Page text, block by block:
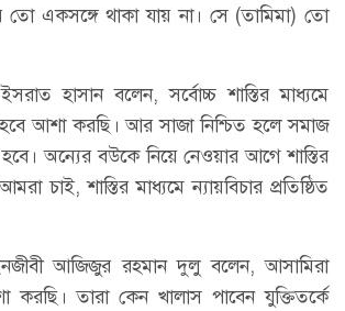
একসঙ্গে থাকা যায় না। সে (তামিমা) তো
হাসান বলেন, সর্বোচ্চ শাস্তির মাধ্যমে
হবে আশা করছি। আর সাজা নিশ্চিত হলে সমাজ
অন্যের বউকে নিয়ে নেওয়ার আগে শাস্তির
চাই, শাস্তির মাধ্যমে ন্যায়বিচার প্রতিষ্ঠিত
আজিজুর রহমান দুলু বলেন, আসামিরা
করছি। তারা কেন খালাস পাবেন যুক্তিতর্কে